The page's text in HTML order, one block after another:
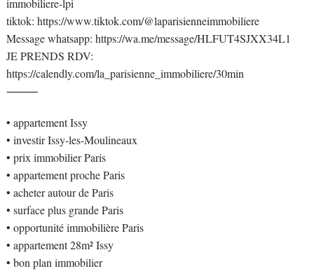
immobiliere-lpi
tiktok: https://www.tiktok.com/@laparisienneimmobiliere
Message whatsapp: https://wa.me/message/HLFUT4SJXX34L1
JE PRENDS RDV:
https://calendly.com/la_parisienne_immobiliere/30min
⸻
• appartement Issy
• investir Issy-les-Moulineaux
• prix immobilier Paris
• appartement proche Paris
• acheter autour de Paris
• surface plus grande Paris
• opportunité immobilière Paris
• appartement 28m² Issy
• bon plan immobilier